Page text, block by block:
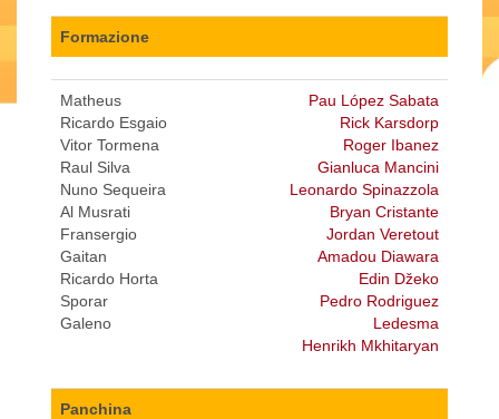
Formazione
Matheus
Ricardo Esgaio
Vitor Tormena
Raul Silva
Nuno Sequeira
Al Musrati
Fransergio
Gaitan
Ricardo Horta
Sporar
Galeno
Pau López Sabata
Rick Karsdorp
Roger Ibanez
Gianluca Mancini
Leonardo Spinazzola
Bryan Cristante
Jordan Veretout
Amadou Diawara
Edin Džeko
Pedro Rodriguez
Ledesma
Henrikh Mkhitaryan
Panchina